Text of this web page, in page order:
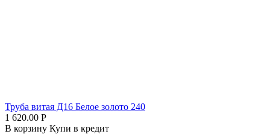
Труба витая Д16 Белое золото 240
1 620.00 Р
В корзину Купи в кредит